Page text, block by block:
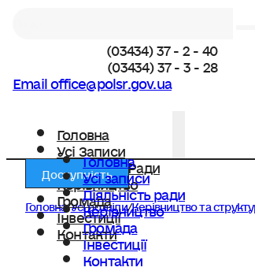
(03434) 37 - 2 - 40
(03434) 37 - 3 - 28
Email office@polsr.gov.ua
Головна
Усі Записи
Діяльність Ради
Керівництво
Громада
Інвестиції
Контакти
Головна
Усі записи
Діяльність ради
Керівництво
Громада
Інвестиції
Контакти
Доступність
Головна/Усі розділи/Керівництво та